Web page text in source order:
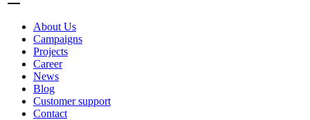
About Us
Campaigns
Projects
Career
News
Blog
Customer support
Contact